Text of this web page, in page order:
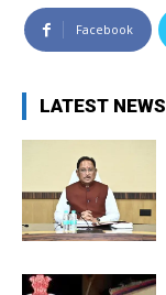
Facebook
LATEST NEWS